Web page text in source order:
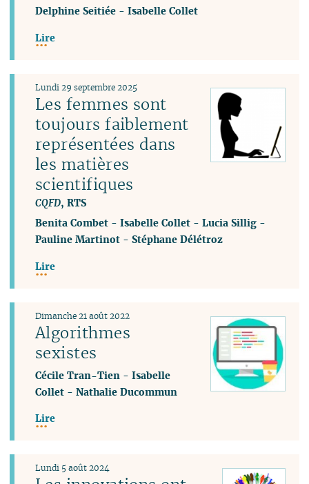
Delphine Seitiée -Isabelle Collet
Lire
Les femmes sont
toujours faiblement
représentées dans
les matières
scientifiques
CQFD, RTS
Lundi 29 septembre 2025
Benita Combet -Isabelle Collet -Lucia Sillig -
Pauline Martinot -Stéphane Délétroz
Lire
Algorithmes
sexistes
Dimanche 21 août 2022
Cécile Tran-Tien -Isabelle
Collet -Nathalie Ducommun
Lire
Lundi 5 août 2024